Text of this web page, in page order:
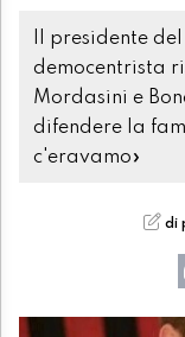
Il presidente
democentrista
Mordasini e
difendere la
c'eravamo»
di